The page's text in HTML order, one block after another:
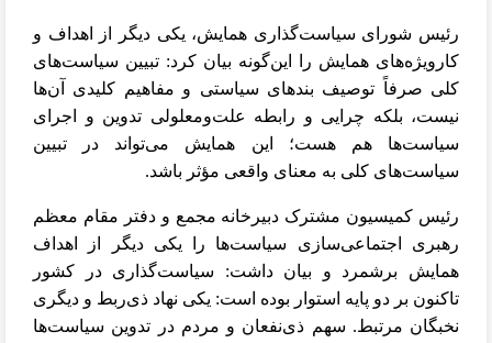
رئیس شورای سیاست‌گذاری همایش، یکی دیگر از اهداف و
کارویژه‌های همایش را این‌گونه بیان کرد: تبیین سیاست‌های
کلی صرفاً توصیف بندهای سیاستی و مفاهیم کلیدی آن‌ها
نیست، بلکه چرایی و رابطه علت‌ومعلولی تدوین و اجرای
سیاست‌ها هم هست؛ این همایش می‌تواند در تبیین
سیاست‌های کلی به معنای واقعی مؤثر باشد.
رئیس کمیسیون مشترک دبیرخانه مجمع و دفتر مقام معظم
رهبری اجتماعی‌سازی سیاست‌ها را یکی دیگر از اهداف
همایش برشمرد و بیان داشت: سیاست‌گذاری در کشور
تاکنون بر دو پایه استوار بوده است: یکی نهاد ذی‌ربط و دیگری
نخبگان مرتبط. سهم ذی‌نفعان و مردم در تدوین سیاست‌ها